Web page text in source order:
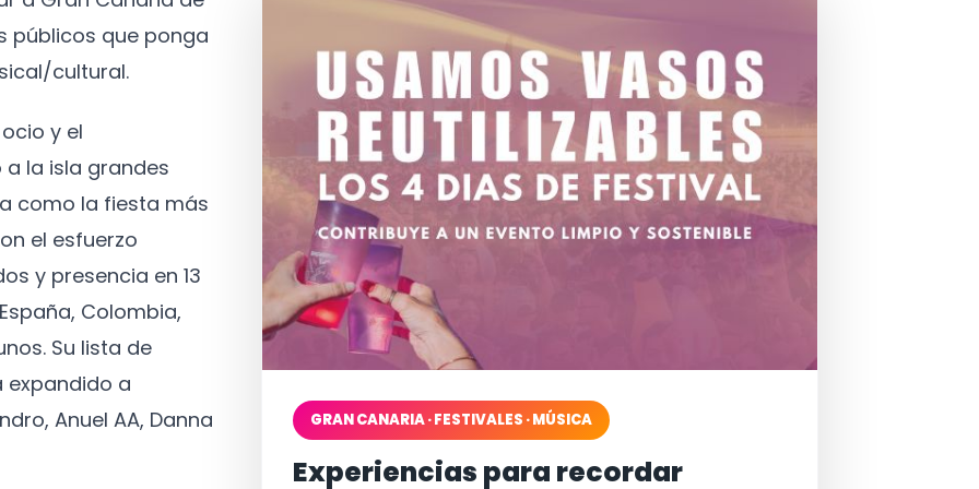
públicos que ponga
cultural.
y el
la isla grandes
como la fiesta más
el esfuerzo
y presencia en 13
Colombia,
Su lista de
expandido a
Anuel AA, Danna
GRAN CANARIA · FESTIVALES · MÚSICA
Experiencias para recordar